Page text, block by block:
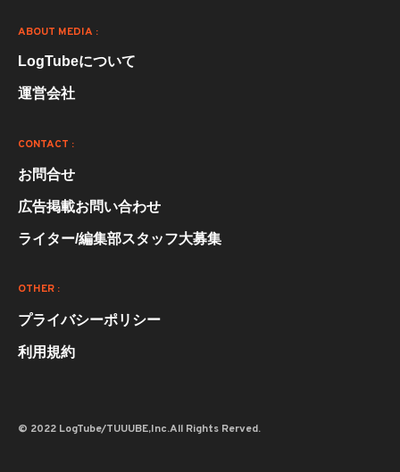
ABOUT MEDIA :
LogTubeについて
運営会社
CONTACT :
お問合せ
広告掲載お問い合わせ
ライター/編集部スタッフ大募集
OTHER :
プライバシーポリシー
利用規約
© 2022 LogTube/TUUUBE,Inc.All Rights Rerved.